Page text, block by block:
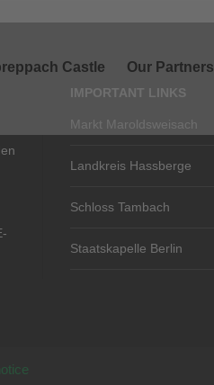
Castle Our Partners
IMPORTANT LINKS
Markt Maroldsweisach
Landkreis Hassberge
Schloss Tambach
Staatskapelle Berlin